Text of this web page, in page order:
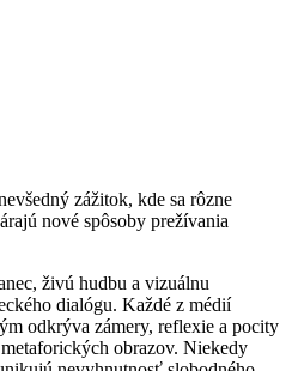
zážitok, kde sa rôzne
nové spôsoby prežívania
živú hudbu a vizuálnu
dialógu. Každé z médií
odkrýva zámery, reflexie a pocity
obrazov. Niekedy